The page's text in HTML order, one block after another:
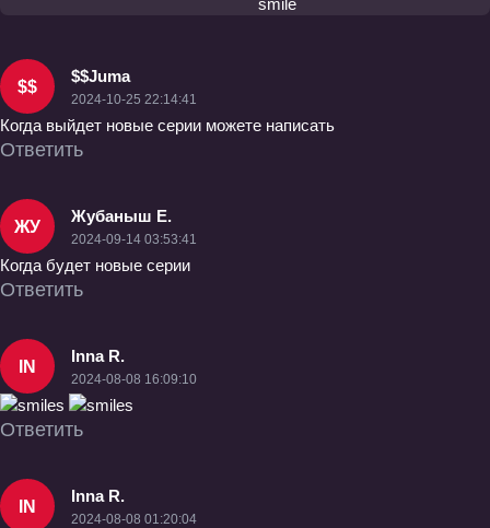
$$
$$Juma
2024-10-25 22:14:41
Когда выйдет новые серии можете написать
Ответить
ЖУ
Жубаныш Е.
2024-09-14 03:53:41
Когда будет новые серии
Ответить
IN
Inna R.
2024-08-08 16:09:10
Ответить
IN
Inna R.
2024-08-08 01:20:04